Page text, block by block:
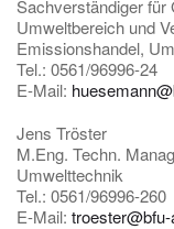
Sachverständiger für
Umweltbereich und
Emissionshandel,
Tel.: 0561/96996-24
E-Mail:
Jens Tröster
M.Eng. Techn.
Umwelttechnik
Tel.: 0561/96996-260
E-Mail: